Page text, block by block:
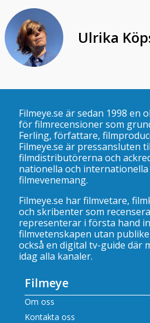
Ulrika
Filmeye.se är sedan 1998 en
för filmrecensioner som
Ferling, författare,
Filmeye.se är pressansluten
filmdistributörerna och
nationella och
filmevenemang.
Filmeye.se har filmvetare,
och skribenter som
representerar i första hand
filmvetenskapen utan
också en digital tv-guide där
idag alla kanaler.
Filmeye
Om oss
Kontakta oss